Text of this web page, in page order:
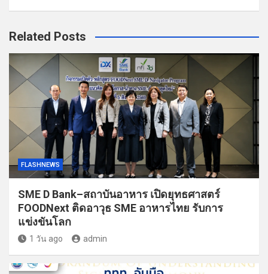
Related Posts
FLASHNEWS
SME D Bank–สถาบันอาหาร เปิดยุทธศาสตร์
FOODNext ติดอาวุธ SME อาหารไทย รับการ
แข่งขันโลก
1 วัน ago admin